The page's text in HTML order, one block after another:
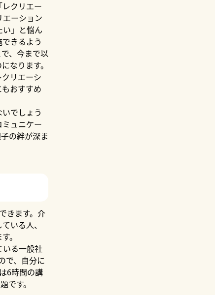
クリエー
ーション
」と悩ん
きるよう
、今まで以
なります。
リエーシ
おすすめ
でしょう
ュニケー
の絆が深ま
きます。介
いる人、
。
いる一般社
で、自分に
6時間の講
です。